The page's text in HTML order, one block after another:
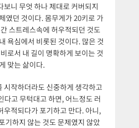
보니 무엇 하나 제대로 커버되지
였던 것이다. 몸무게가 20키로 가
스트레스속에 허우적되던 것도
욕심에서 비롯된 것이다. 많은 것
로서 내 길이 명확하게 보이는 것
맞는 삶이다.
시작하더라도 신중하게 생각하고
다고 무턱대고 하면, 어느정도 러
우적되다가 포기하고 만다. 아니,
기하지 않는 것도 문제였지 않았